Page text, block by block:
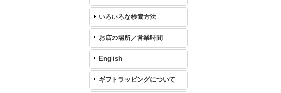
いろいろな検索方法
お店の場所／営業時間
English
ギフトラッピングについて